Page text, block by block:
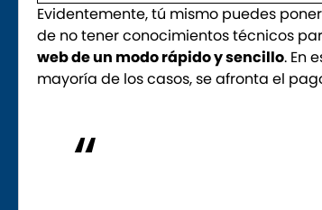
Evidentemente, tú mismo puedes
de no tener conocimientos técnicos
web de un modo rápido y sencillo. En
mayoría de los casos, se afronta el